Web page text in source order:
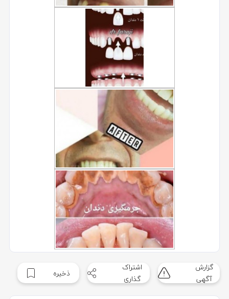
گزارش
آگهی
اشتراک
گذاری
ذخیره